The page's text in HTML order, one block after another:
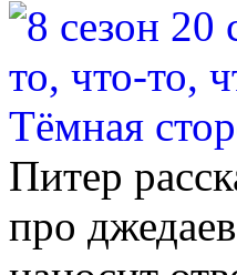
Питер
про